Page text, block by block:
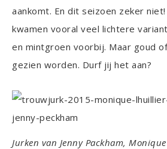
aankomt. En dit seizoen zeker
kwamen vooral veel lichtere
en mintgroen voorbij. Maar goud
gezien worden. Durf jij het aan?
Jurken van Jenny Packham,